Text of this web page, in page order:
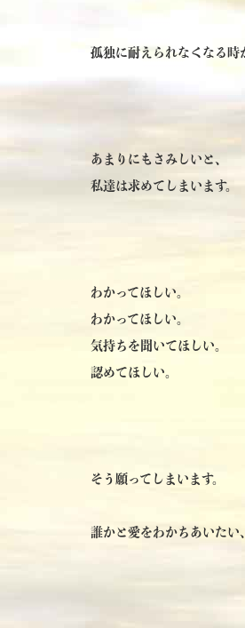
孤独に耐えられなくなる時
あまりにもさみしいと、
私達は求めてしまいます。
わかってほしい。
わかってほしい。
気持ちを聞いてほしい。
認めてほしい。
そう願ってしまいます。
誰かと愛をわかちあいたい